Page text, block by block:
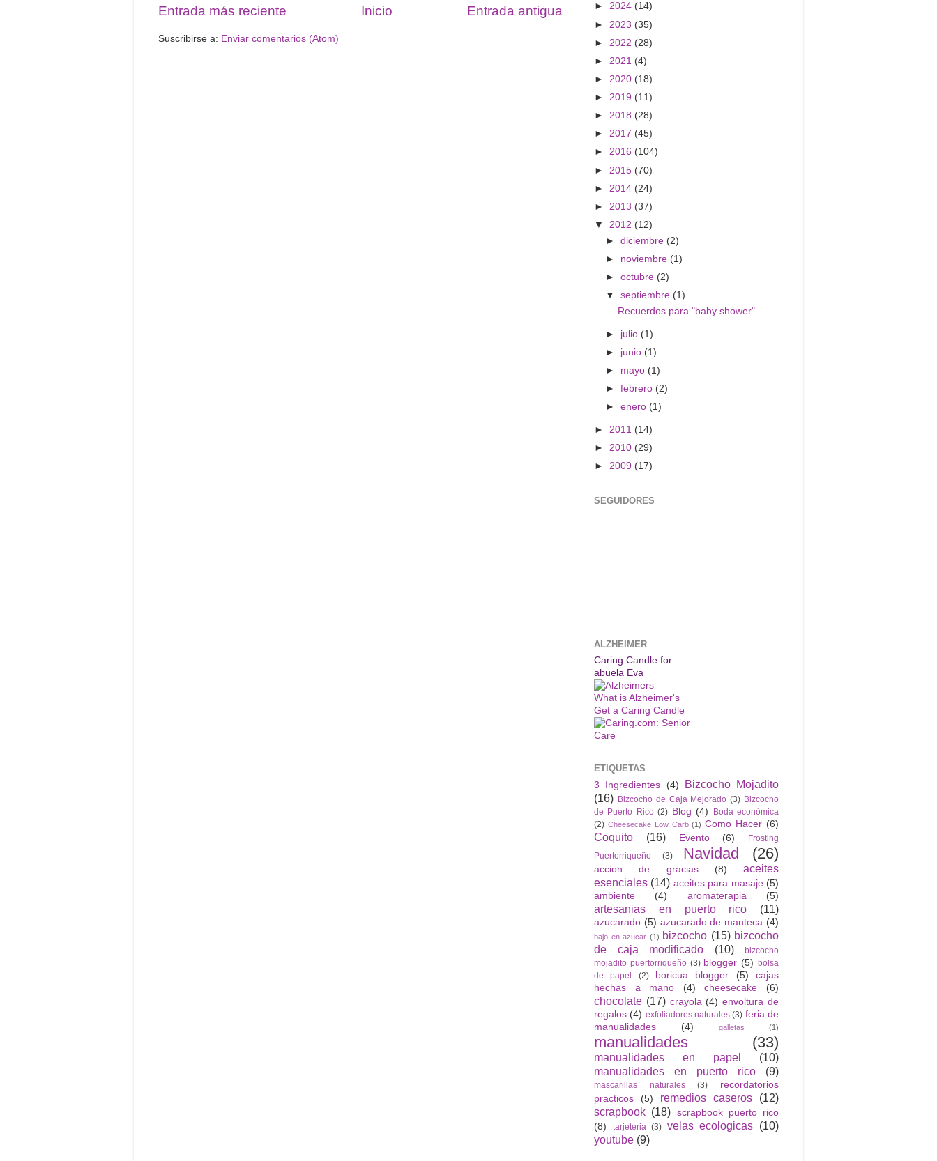
Entrada más reciente Entrada antigua
Inicio
Suscribirse a: Enviar comentarios (Atom)
► 2024 (14)
► 2023 (35)
► 2022 (28)
► 2021 (4)
► 2020 (18)
► 2019 (11)
► 2018 (28)
► 2017 (45)
► 2016 (104)
► 2015 (70)
► 2014 (24)
► 2013 (37)
▼ 2012 (12)
►diciembre (2)
► noviembre (1)
►octubre (2)
▼septiembre (1)
Recuerdos para "baby shower"
► julio (1)
► junio (1)
► mayo (1)
►febrero (2)
►enero (1)
► 2011 (14)
► 2010 (29)
► 2009 (17)
SEGUIDORES
ALZHEIMER
Caring Candle for
abuela Eva
What is Alzheimer's
Get a Caring Candle
ETIQUETAS
3 Ingredientes
(4)
Bizcocho Mojadito
(16) Bizcocho de Caja Mejorado (3) Bizcocho
de Puerto Rico (2) Blog (4)
Boda económica
(2) Cheesecake Low Carb (1) Como Hacer (6)
Coquito (16) Evento (6)
Frosting
Puertorriqueño
(3) Navidad (26)
accion de gracias (8)
aceites
esenciales (14) aceites para masaje (5)
ambiente
(4) aromaterapia (5)
artesanias en puerto rico (11)
azucarado (5) azucarado de manteca (4)
bajo en azucar (1) bizcocho (15) bizcocho
de caja modificado
(10)
bizcocho
mojadito puertorriqueño (3) blogger (5) bolsa
de papel
(2) boricua blogger (5)
cajas
hechas a mano
(4) cheesecake (6)
chocolate (17) crayola (4) envoltura de
regalos (4) exfoliadores naturales (3) feria de
manualidades
(4) galletas (1)
manualidades (33)
manualidades en papel
(10)
manualidades en puerto rico
(9)
mascarillas naturales (3)
recordatorios
practicos
(5) remedios caseros
(12)
scrapbook (18) scrapbook puerto rico
(8)
tarjeteria (3) velas ecologicas (10)
youtube (9)